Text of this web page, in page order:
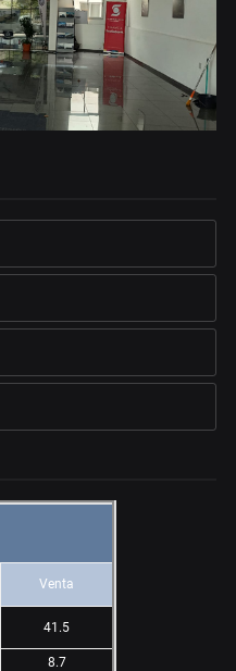
Venta
41.5
8.7